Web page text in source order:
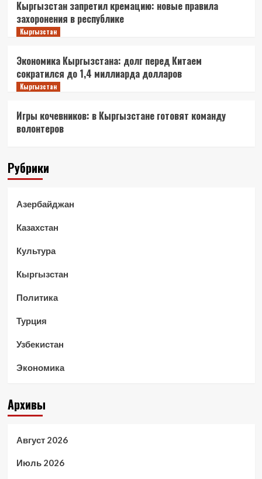
Кыргызстан запретил кремацию: новые правила
захоронения в республике
Кыргызстан
Экономика Кыргызстана: долг перед Китаем
сократился до 1,4 миллиарда долларов
Кыргызстан
Игры кочевников: в Кыргызстане готовят команду
волонтеров
Рубрики
Азербайджан
Казахстан
Культура
Кыргызстан
Политика
Турция
Узбекистан
Экономика
Архивы
Август 2026
Июль 2026